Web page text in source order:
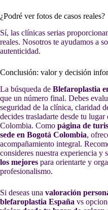
¿Podré ver fotos de casos reales?
Sí, las clínicas serias
reales. Nosotros te ayudamos a
autenticidad.
Conclusión: valor y decisión
La búsqueda de Blefaroplastia
que un número final. Debes
seguridad de la clínica, claridad
decides trasladarte desde tu
Colombia. Como página de
sede en Bogotá Colombia,
acompañamiento integral.
consideres nuestra experiencia y
los mejores para orientarte y
profesionalismo.
Si deseas una valoración
blefaroplastia España vs